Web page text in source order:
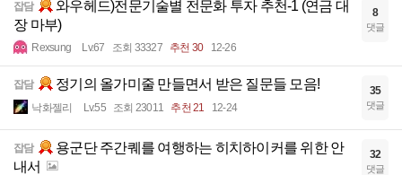
잡담
와우헤드)전문기술별 전문화 투자 추천-1 (연금 대
장 마부)
Rexsung Lv.67 조회 33327 추천 30 12-26
8
댓글
잡담 정기의 올가미줄 만들면서 받은 질문들 모음!
낙화젤리 Lv.55 조회 23011 추천 21 12-24
35
댓글
잡담
용군단 주간퀘를 여행하는 히치하이커를 위한 안
내서
32
댓글